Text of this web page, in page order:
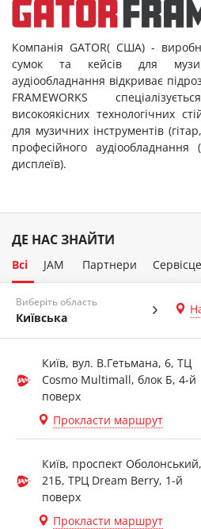
Компанія GATOR( США) -
сумок та кейсів для
аудіообладнання відкриває
FRAMEWORKS
високоякісних технологічних
для музичних інструментів
професійного
дисплеїв).
ДЕ НАС ЗНАЙТИ
Виберіть область
Київська
Київ, вул. В.Гетьмана, 6, ТЦ
Cosmo Multimall, блок Б, 4-й
поверх
Прокласти маршрут
Київ, проспект Оболонський,
21Б, ТРЦ Dream Berry, 1-й
поверх
Прокласти маршрут
Всі JAM Партнери